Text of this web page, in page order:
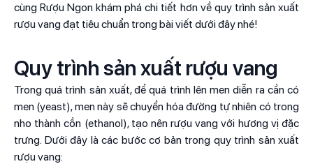
cùng Rượu Ngon khám phá chi tiết hơn về quy trình sản xuất
rượu vang đạt tiêu chuẩn trong bài viết dưới đây nhé!
Quy trình sản xuất rượu vang
Trong quá trình sản xuất, để quá trình lên men diễn ra cần có
men (yeast), men này sẽ chuyển hóa đường tự nhiên có trong
nho thành cồn (ethanol), tạo nên rượu vang với hương vị đặc
trưng. Dưới đây là các bước cơ bản trong quy trình sản xuất
rượu vang: